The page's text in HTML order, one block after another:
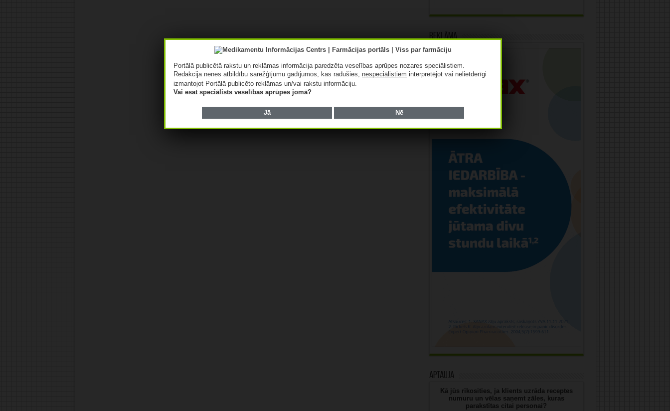
Reklāma
Aptauja
Kā jūs rīkosities, ja klients uzrāda receptes
numuru un vēlas saņemt zāles, kuras
parakstītas citai personai?
Portālā publicētā rakstu un reklāmas informācija paredzēta veselības aprūpes nozares speciālistiem.
Redakcija nenes atbildību sarežģījumu gadījumos, kas radušies,nespeciālistiem interpretējot vai nelietderīgi
izmantojot Portālā publicēto reklāmas un/vai rakstu informāciju.
Vai esat speciālists veselības aprūpes jomā?
Jā Nē